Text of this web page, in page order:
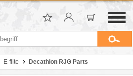
E-flite Decathlon RJG Parts